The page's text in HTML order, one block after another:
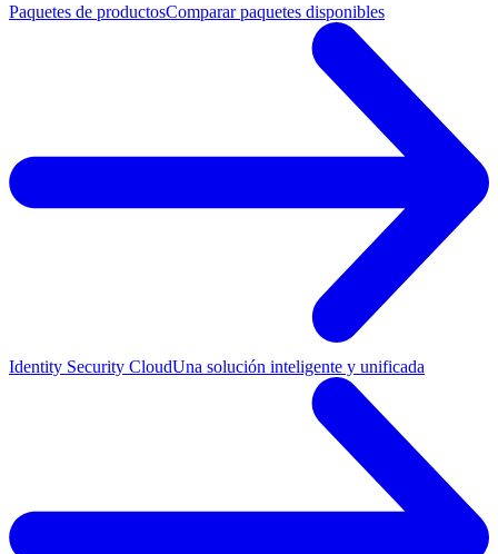
Paquetes de productosComparar paquetes disponibles
Identity Security CloudUna solución inteligente y unificada